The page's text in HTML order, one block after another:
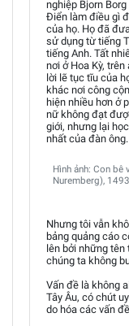
nghiệp Bjorn
Điển làm điều gì
của họ. Họ đã
sử dụng từ tiếng
tiếng Anh. Tất
nơi ở Hoa Kỳ,
lời lẽ tục tĩu của
khác nơi công
hiện nhiều hơn ở
nữ không đạt
giới, nhưng lại
nhất của đàn ông.
Hình ảnh: Con bê
Nuremberg),
Nhưng tôi vẫn
bảng quảng cáo
lên bởi những
chúng ta không
Vấn đề là không
Tây Âu, có chút
do hóa các vấn